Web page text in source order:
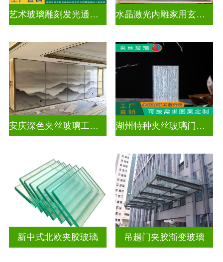
艺术玻璃雕刻发光通电玻璃 水晶激光内雕家用玄关隔断
安庆深色夹丝玻璃工厂在哪里 湖州特种夹丝玻璃门生产厂家
新中式北欧夹胶玻璃 吊趟门夹胶渐变玻璃